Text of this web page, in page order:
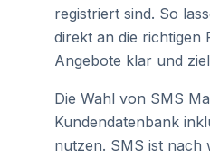
registriert sind. So
direkt an die richtigen
Angebote klar und
Die Wahl von SMS
Kundendatenbank
nutzen. SMS ist nach